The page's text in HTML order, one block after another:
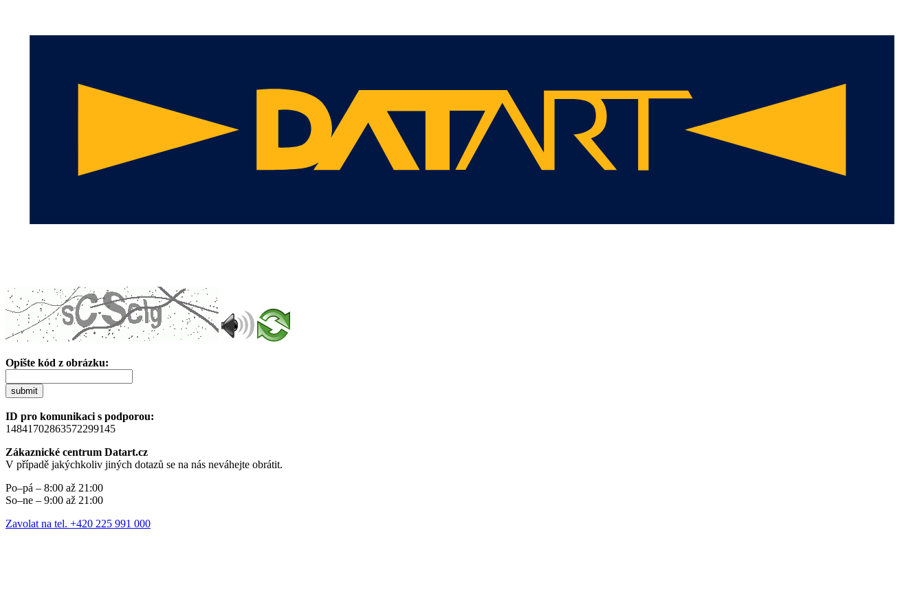
Opište kód z obrázku:
submit
ID pro komunikaci s podporou:
14841702863572299145
Zákaznické centrum Datart.cz
V případě jakýchkoliv jiných dotazů se na nás neváhejte obrátit.
Po–pá – 8:00 až 21:00
So–ne – 9:00 až 21:00
Zavolat na tel. +420 225 991 000